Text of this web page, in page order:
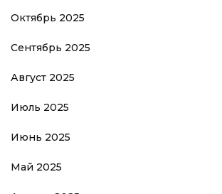
Октябрь 2025
Сентябрь 2025
Август 2025
Июль 2025
Июнь 2025
Май 2025